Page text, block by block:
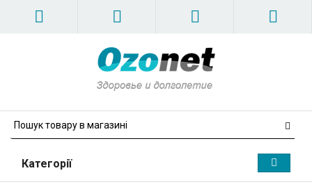
Категорії